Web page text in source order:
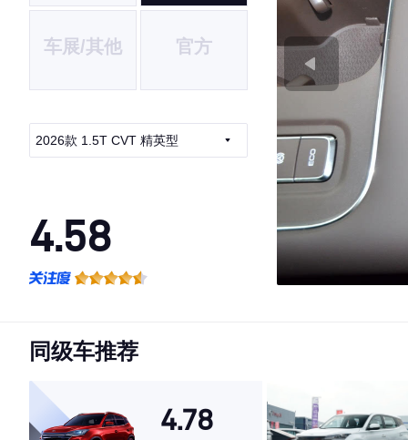
车展/其他 官方
2026款 1.5T CVT 精英型
4.58
·空间表现较为优秀，优于100%同级车
同级车推荐
4.78